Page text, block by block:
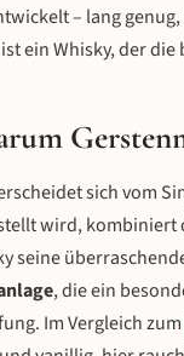
– lang
ein Whisky, der
sich vom
wird, kombiniert
seine
, die ein
Im Vergleich zum